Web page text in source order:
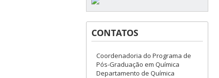
CONTATOS
Coordenadoria do Programa de
Pós-Graduação em Química
Departamento de Química